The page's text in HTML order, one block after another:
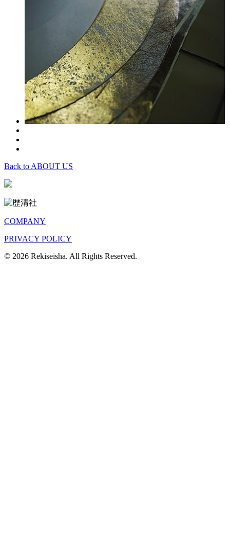
Back to ABOUT US
COMPANY
PRIVACY POLICY
© 2026 Rekiseisha. All Rights Reserved.